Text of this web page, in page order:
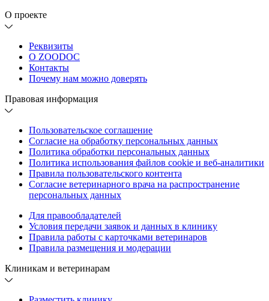
О проекте
Реквизиты
О ZOODOC
Контакты
Почему нам можно доверять
Правовая информация
Пользовательское соглашение
Согласие на обработку персональных данных
Политика обработки персональных данных
Политика использования файлов cookie и веб-аналитики
Правила пользовательского контента
Согласие ветеринарного врача на распространение
персональных данных
Для правообладателей
Условия передачи заявок и данных в клинику
Правила работы с карточками ветеринаров
Правила размещения и модерации
Клиникам и ветеринарам